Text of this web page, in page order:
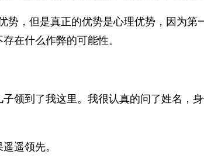
势，但是真正的优势是心理优势，因为第
在什么作弊的可能性。
领到了我这里。我很认真的问了姓名，
遥领先。